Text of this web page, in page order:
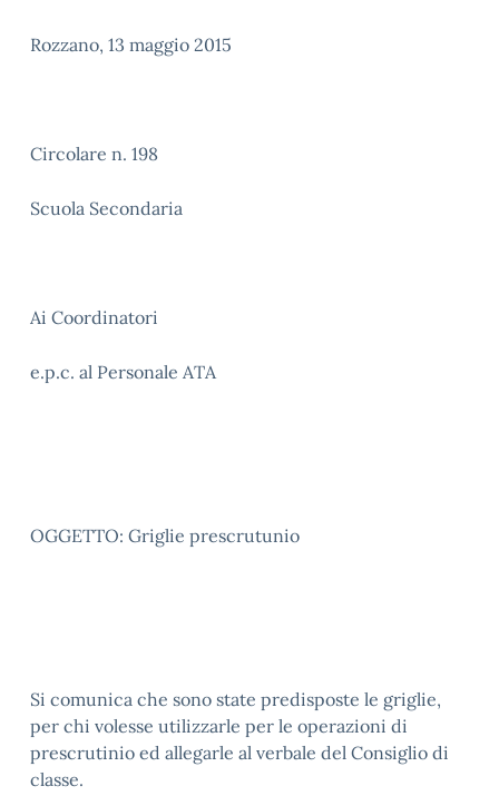
Rozzano, 13 maggio 2015
Circolare n. 198
Scuola Secondaria
Ai Coordinatori
e.p.c. al Personale ATA
OGGETTO: Griglie prescrutunio
Si comunica che sono state predisposte le griglie,
per chi volesse utilizzarle per le operazioni di
prescrutinio ed allegarle al verbale del Consiglio di
classe.